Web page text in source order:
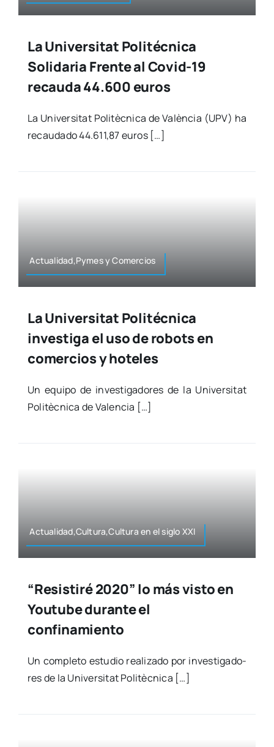
La Universitat Politécnica
Solidaria Frente al Covid-19
recauda 44.600 euros
La Uni­ver­si­tat Poli­tèc­ni­ca de Valèn­cia (UPV) ha
recau­da­do 44.611,87 euros […]
Actualidad,Pymes y Comer­cios
La Universitat Politécnica
investiga el uso de robots en
comercios y hoteles
Un equi­po de inves­ti­ga­do­res de la Uni­ver­si­tat
Poli­tèc­ni­ca de Valen­cia […]
Actualidad,Cultura,Cultura en el siglo XXI
“Resistiré 2020” lo más visto en
Youtube durante el
confinamiento
Un com­ple­to estu­dio rea­li­za­do por inves­ti­ga­do­
res de la Uni­ver­si­tat Poli­tèc­ni­ca […]